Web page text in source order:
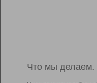
Что мы делаем.